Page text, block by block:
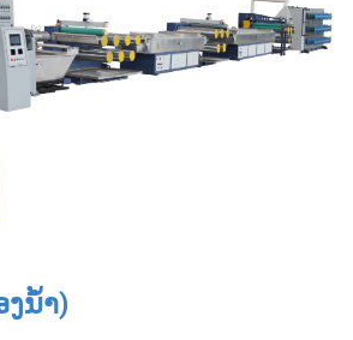
ງນ້ຳ)